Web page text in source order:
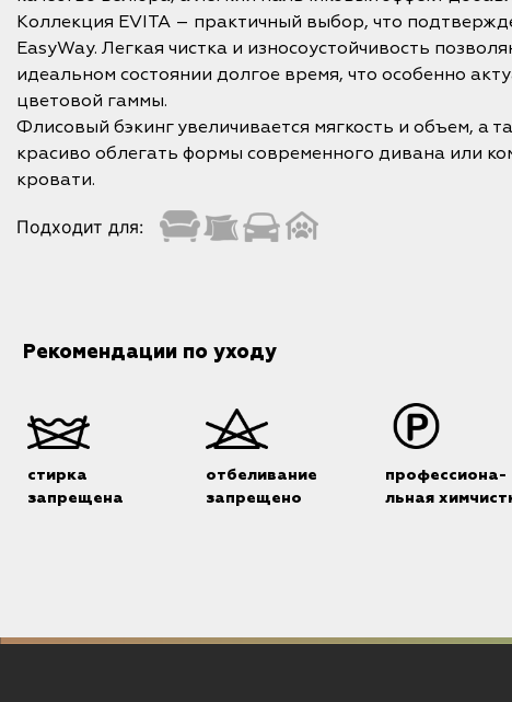
Коллекция EVITA – практичный выбор, что
EasyWay. Легкая чистка и износоустойчивость
идеальном состоянии долгое время, что особенно
цветовой гаммы.
Флисовый бэкинг увеличивается мягкость и объем, а
красиво облегать формы современного дивана или
кровати.
Подходит для:
Рекомендации по уходу
стирка
запрещена
отбеливание
запрещено
профессиона-
льная